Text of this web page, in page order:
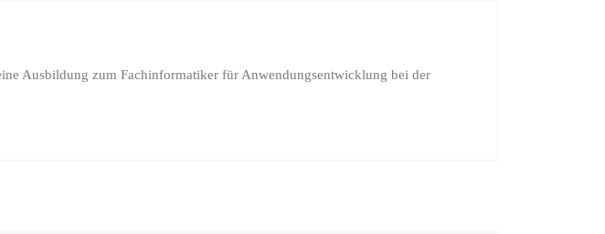
Ausbildung zum Fachinformatiker für Anwendungsentwicklung bei der